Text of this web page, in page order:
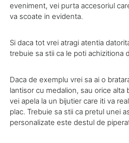
eveniment, vei purta accesoriul
va scoate in evidenta.
Si daca tot vrei atragi atentia
trebuie sa stii ca le poti achizitiona
Daca de exemplu vrei sa ai o
lantisor cu medalion, sau orice
vei apela la un bijutier care iti va
plac. Trebuie sa stii ca pretul unei
personalizate este destul de